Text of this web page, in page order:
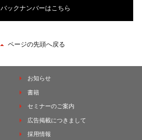
バックナンバーはこちら
ページの先頭へ戻る
お知らせ
書籍
セミナーのご案内
広告掲載につきまして
採用情報